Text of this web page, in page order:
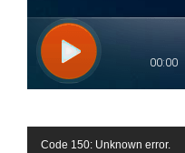
Reproductor
Code 150: Unknown error.